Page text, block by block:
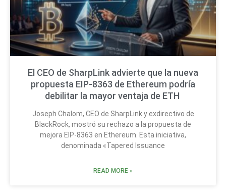
El CEO de SharpLink advierte que la nueva
propuesta EIP-8363 de Ethereum podría
debilitar la mayor ventaja de ETH
Joseph Chalom, CEO de SharpLink y exdirectivo de
BlackRock, mostró su rechazo a la propuesta de
mejora EIP-8363 en Ethereum. Esta iniciativa,
denominada «Tapered Issuance
READ MORE »